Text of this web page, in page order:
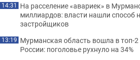
14:31 На расселение «авариек» в
миллиардов: власти нашли способ
застройщиков
13:19 Мурманская область вошла в топ-2
России: поголовье рухнуло на 34%